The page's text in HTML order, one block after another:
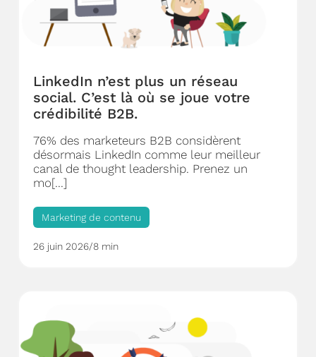
LinkedIn n’est plus un réseau
social. C’est là où se joue votre
crédibilité B2B.
76% des marketeurs B2B considèrent
désormais LinkedIn comme leur meilleur
canal de thought leadership. Prenez un
mo[...]
Marketing de contenu
26 juin 2026/8 min